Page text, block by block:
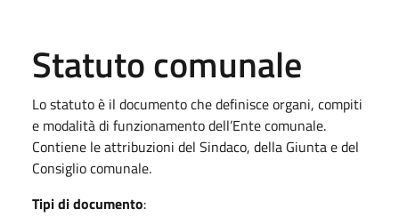
Statuto comunale
Lo statuto è il documento che definisce organi, compiti
e modalità di funzionamento dell’Ente comunale.
Contiene le attribuzioni del Sindaco, della Giunta e del
Consiglio comunale.
Tipi di documento: